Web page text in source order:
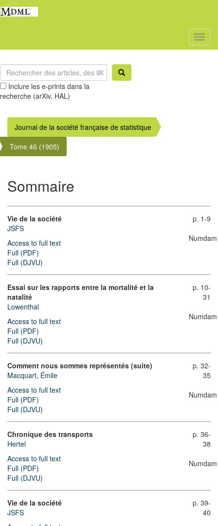
Inclure les e-prints dans la
recherche (arXiv, HAL)
Journal de la société française de statistique
Tome 46 (1905)
Sommaire
Vie de la société
JSFS
Access to full text
Full (PDF)
Full (DJVU)
p. 1-9
Numdam
Essai sur les rapports entre la mortalité et la
natalité
Lowenthal
Access to full text
Full (PDF)
Full (DJVU)
p. 10-
31
Numdam
Comment nous sommes représentés (suite)
Macquart, Émile
Access to full text
Full (PDF)
Full (DJVU)
p. 32-
35
Numdam
Chronique des transports
Hertel
Access to full text
Full (PDF)
Full (DJVU)
p. 36-
38
Numdam
Vie de la société
JSFS
p. 39-
40